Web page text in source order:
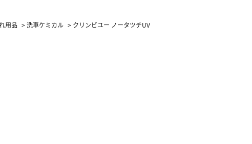
用品 >洗車ケミカル > クリンビユー ノータツチUV